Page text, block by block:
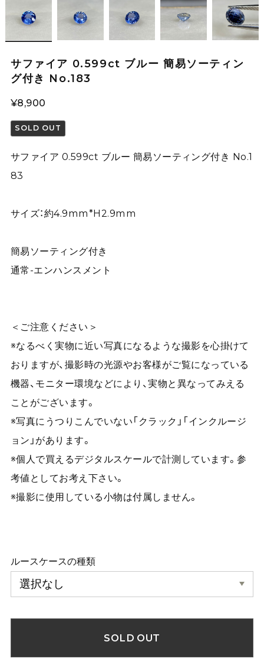
サファイア 0.599ct ブルー 簡易ソーティン
グ付き No.183
¥8,900
SOLD OUT
サファイア 0.599ct ブルー 簡易ソーティング付き No.1
83
サイズ：約4.9mm*H2.9mm
簡易ソーティング付き
通常-エンハンスメント
＜ご注意ください＞
※なるべく実物に近い写真になるような撮影を心掛けて
おりますが、撮影時の光源やお客様がご覧になっている
機器、モニター環境などにより、実物と異なってみえる
ことがございます。
※写真にうつりこんでいない「クラック」「インクルージ
ョン」があります。
※個人で買えるデジタルスケールで計測しています。参
考値としてお考え下さい。
※撮影に使用している小物は付属しません。
ルースケースの種類
SOLD OUT